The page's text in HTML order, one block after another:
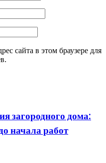
сайта в этом браузере для
загородного дома:
начала работ